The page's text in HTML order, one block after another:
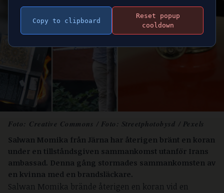
Foto: Creative Commons / Foto: Streetphotobysd / Pexels
Salwan Momika från Järna har återigen bränt en koran
under en tillståndsgiven sammankomst utanför Irans
ambassad. Denna gång stormades sammankomsten av
en kvinna med en brandsläckare.
Salwan Momika brände återigen en koran vid en
Copy to clipboard
Reset popup
cooldown